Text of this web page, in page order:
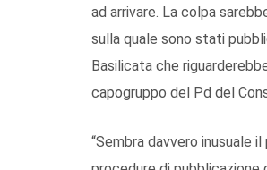
ad arrivare. La colpa
sulla quale sono stati
Basilicata che
capogruppo del Pd del
“Sembra davvero inusuale